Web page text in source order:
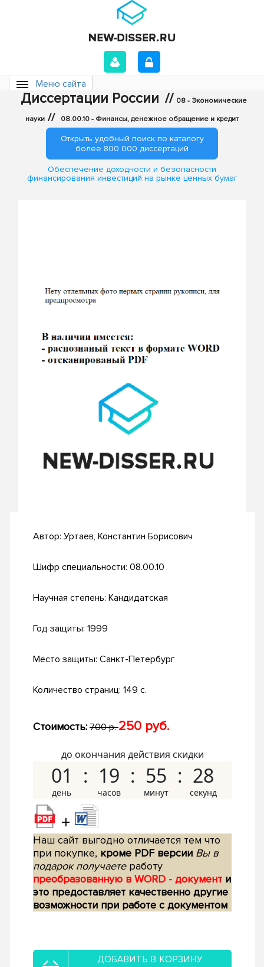
Меню сайта
Диссертации России // 08 - Экономические
науки // 08.00.10 - Финансы, денежное обращение и кредит
Открыть удобный поиск по каталогу
более 800 000 диссертаций
Обеспечение доходности и безопасности
финансирования инвестиций на рынке ценных бумаг
Автор: Уртаев, Константин Борисович
Шифр специальности: 08.00.10
Научная степень: Кандидатская
Год защиты: 1999
Место защиты: Санкт-Петербург
Количество страниц: 149 с.
Стоимость: 700 р.250 руб.
до окончания действия скидки
01 19 55 27
+
Наш сайт выгодно отличается тем что
при покупке, кроме PDF версии Вы в
подарок получаетеработу
преобразованную в WORD - документ и
это предоставляет качественно другие
возможности при работе с документом
ДОБАВИТЬ В КОРЗИНУ